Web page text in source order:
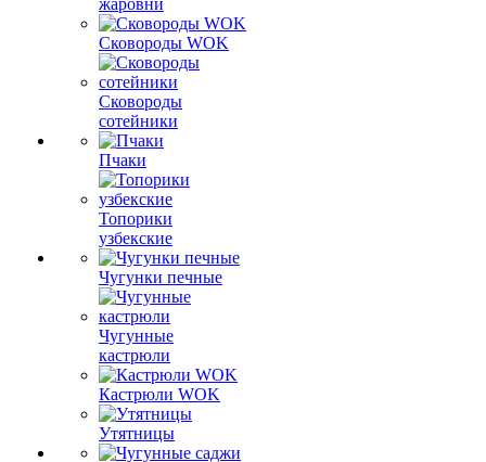
жаровни
Сковороды WOK
Сковороды
сотейники
Пчаки
Топорики
узбекские
Чугунки печные
Чугунные
кастрюли
Кастрюли WOK
Утятницы